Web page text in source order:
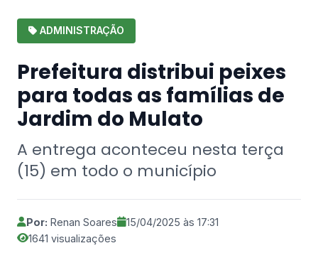
ADMINISTRAÇÃO
Prefeitura distribui peixes
para todas as famílias de
Jardim do Mulato
A entrega aconteceu nesta terça
(15) em todo o município
Por: Renan Soares
15/04/2025 às 17:31
1641 visualizações